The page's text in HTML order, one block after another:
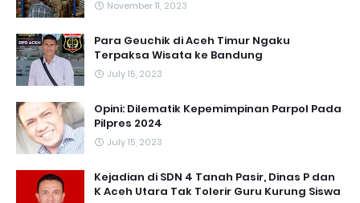
November 11, 2023
Para Geuchik di Aceh Timur Ngaku
Terpaksa Wisata ke Bandung
July 15, 2023
Opini: Dilematik Kepemimpinan Parpol Pada
Pilpres 2024
July 15, 2023
Kejadian di SDN 4 Tanah Pasir, Dinas P dan
K Aceh Utara Tak Tolerir Guru Kurung Siswa